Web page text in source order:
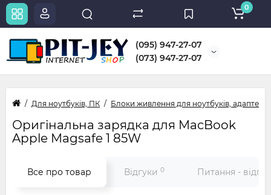
(095) 947-27-07
(073) 947-27-07
0
Для ноутбуків, ПК Блоки живлення для ноутбуків, адаптери
Оригінальна зарядка для MacBook
Apple Magsafe 1 85W
Все про товар Відгуки 0 Питання -